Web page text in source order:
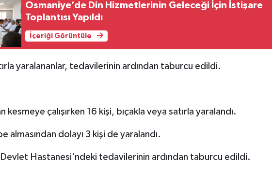
Osmaniye’de Din Hizmetlerinin Geleceği İçin İstişare
Toplantısı Yapıldı
İçeriği Görüntüle
yaralananlar, tedavilerinin ardından taburcu edildi.
kesmeye çalışırken 16 kişi, bıçakla veya satırla yaralandı.
almasından dolayı 3 kişi de yaralandı.
Devlet Hastanesi'ndeki tedavilerinin ardından taburcu edildi.